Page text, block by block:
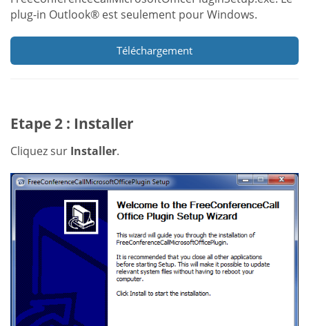
plug-in Outlook® est seulement pour Windows.
Téléchargement
Etape 2 : Installer
Cliquez sur Installer.